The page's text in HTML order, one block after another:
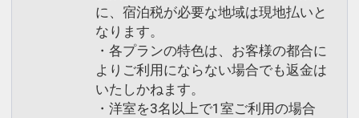
に、宿泊税が必要な地域は現地払いと
なります。
・各プランの特色は、お客様の都合に
よりご利用にならない場合でも返金は
いたしかねます。
・洋室を3名以上で1室ご利用の場合